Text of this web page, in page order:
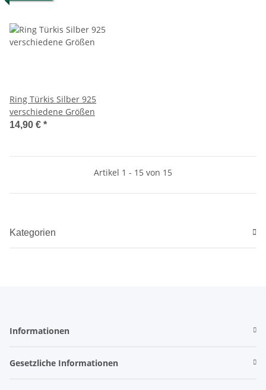
Ring Türkis Silber 925
verschiedene Größen
14,90 € *
Artikel 1 - 15 von 15
Kategorien
Informationen
Gesetzliche Informationen